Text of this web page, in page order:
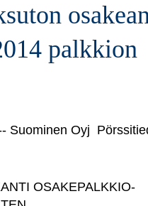
palkkion
Suominen Oyj
OSAKEPALKKIO-